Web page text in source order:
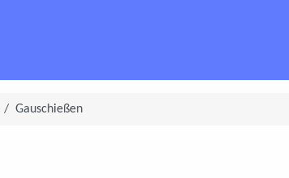
Gauschießen